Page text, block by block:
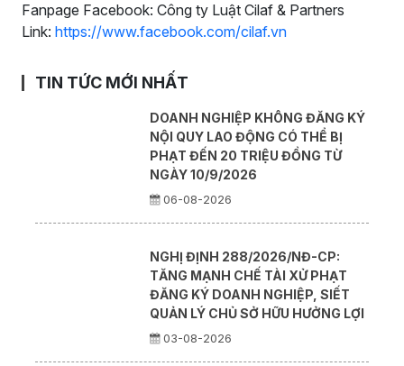
Fanpage Facebook: Công ty Luật Cilaf & Partners
Link: https://www.facebook.com/cilaf.vn
TIN TỨC MỚI NHẤT
DOANH NGHIỆP KHÔNG ĐĂNG KÝ
NỘI QUY LAO ĐỘNG CÓ THỂ BỊ
PHẠT ĐẾN 20 TRIỆU ĐỒNG TỪ
NGÀY 10/9/2026
06-08-2026
NGHỊ ĐỊNH 288/2026/NĐ-CP:
TĂNG MẠNH CHẾ TÀI XỬ PHẠT
ĐĂNG KÝ DOANH NGHIỆP, SIẾT
QUẢN LÝ CHỦ SỞ HỮU HƯỞNG LỢI
03-08-2026